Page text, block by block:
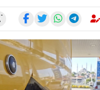
-